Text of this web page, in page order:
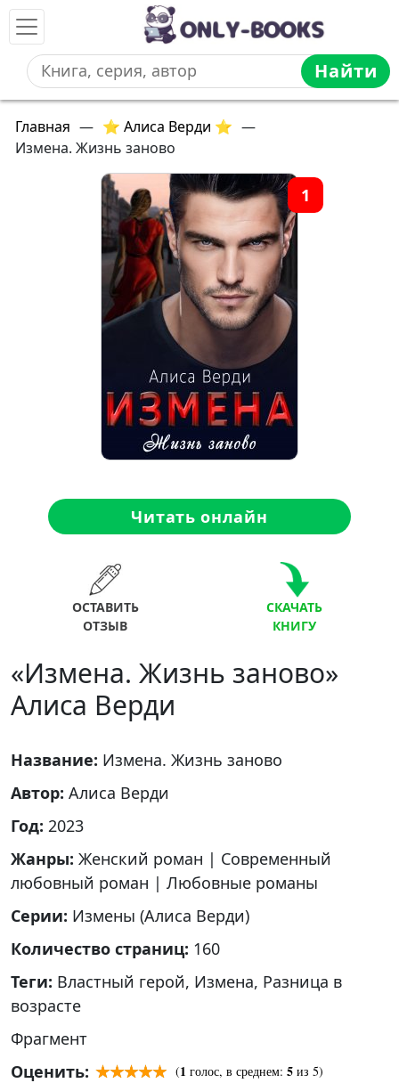
Найти
Главная — ⭐ Алиса Верди ⭐ —
Измена. Жизнь заново
1
Читать онлайн
ОСТАВИТЬ
ОТЗЫВ
СКАЧАТЬ
КНИГУ
«Измена. Жизнь заново»
Алиса Верди
Название: Измена. Жизнь заново
Автор: Алиса Верди
Год: 2023
Жанры: Женский роман | Современный
любовный роман | Любовные романы
Серии: Измены (Алиса Верди)
Количество страниц: 160
Теги: Властный герой, Измена, Разница в
возрасте
Фрагмент
Оценить:
(1 голос, в среднем: 5 из 5)